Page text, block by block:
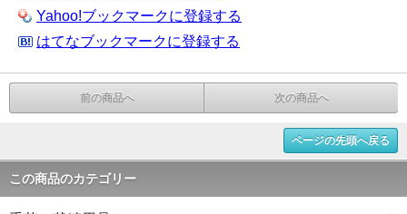
Yahoo!ブックマークに登録する
はてなブックマークに登録する
前の商品へ 次の商品へ
ページの先頭へ戻る
この商品のカテゴリー